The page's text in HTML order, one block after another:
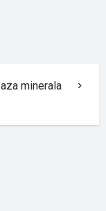
minerala